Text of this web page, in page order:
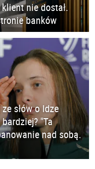
nie dostał.
banków
ze słów o Idze
"Ta
nad sobą.